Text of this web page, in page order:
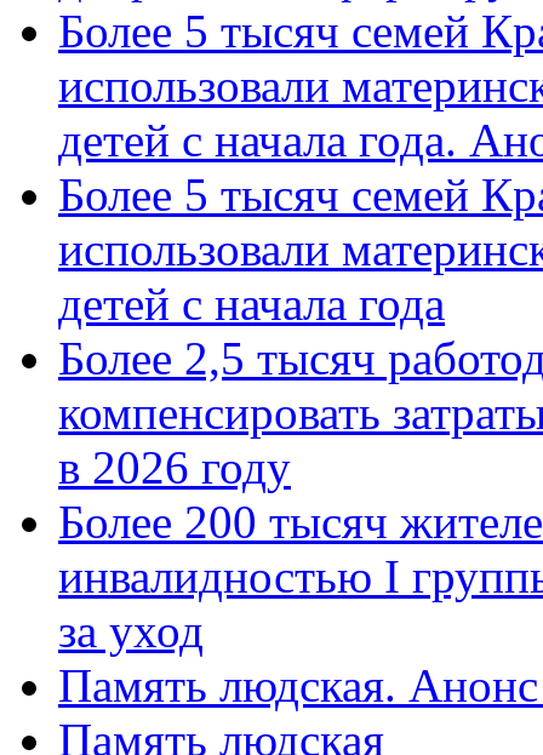
Более 5 тысяч семей
использовали
детей с начала года.
Более 5 тысяч семей
использовали
детей с начала года
Более 2,5 тысяч
компенсировать
в 2026 году
Более 200 тысяч
инвалидностью I
за уход
Память людская.
Память людская